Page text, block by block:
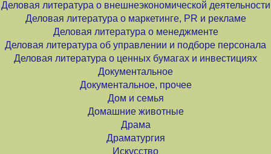
Деловая литература о внешнеэкономической деятельности
Деловая литература о маркетинге, PR и рекламе
Деловая литература о менеджменте
Деловая литература об управлении и подборе персонала
Деловая литература о ценных бумагах и инвестициях
Документальное
Документальное, прочее
Дом и семья
Домашние животные
Драма
Драматургия
Искусство